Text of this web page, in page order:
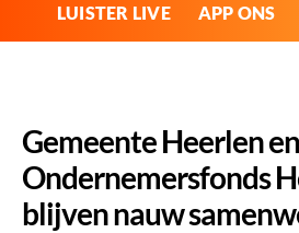
LUISTER LIVE APP ONS
Gemeente Heerlen en
Ondernemersfonds
blijven nauw